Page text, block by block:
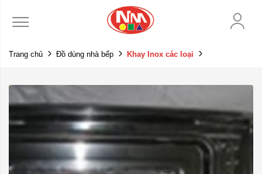
Trang chủ Đồ dùng nhà bếp Khay Inox các loại